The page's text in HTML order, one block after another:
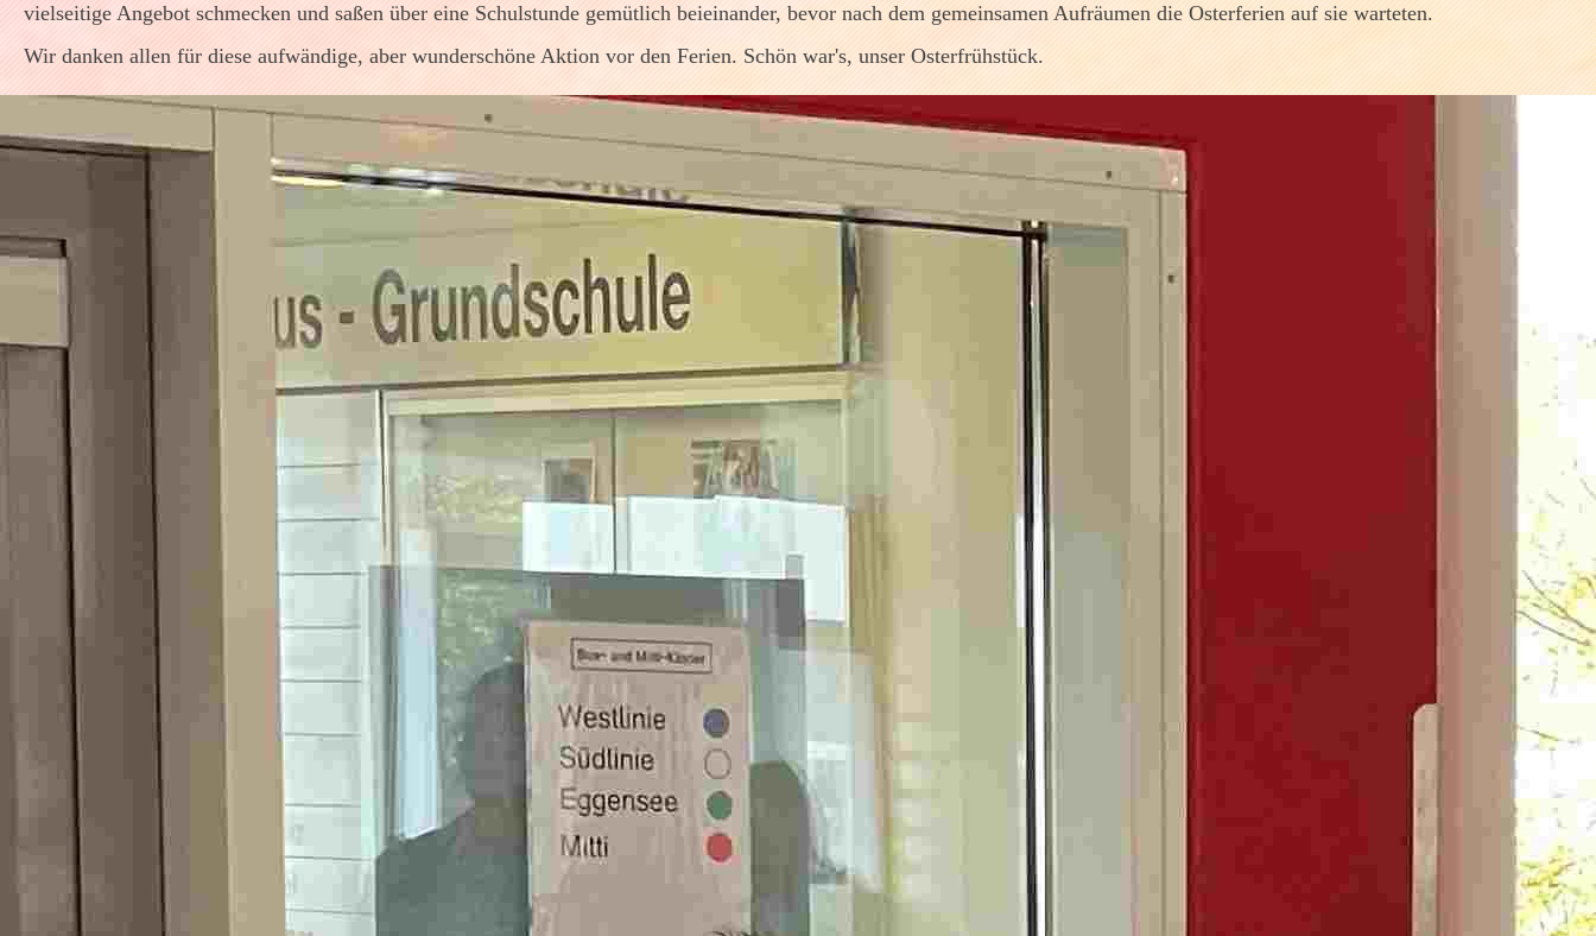
vielseitige Angebot schmecken und saßen über eine Schulstunde gemütlich beieinander, bevor nach dem gemeinsamen Aufräumen die Osterferien auf sie warteten.
Wir danken allen für diese aufwändige, aber wunderschöne Aktion vor den Ferien. Schön war's, unser Osterfrühstück.